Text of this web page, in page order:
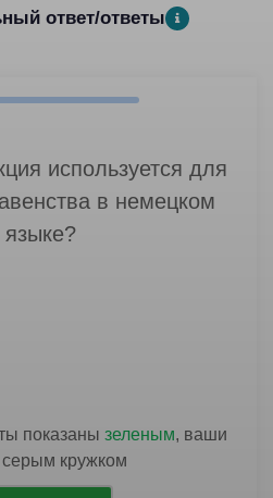
ответ/ответы
используется для
в немецком
языке?
показаны зеленым, ваши
серым кружком